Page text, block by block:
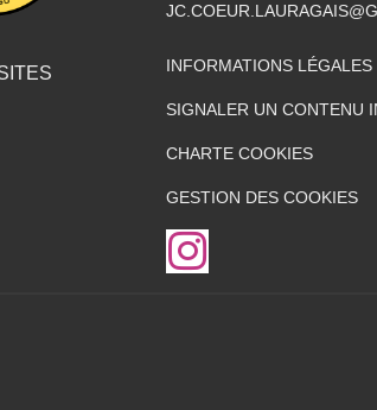
INFORMATIONS LÉGALES
SIGNALER UN CONTENU
CHARTE COOKIES
GESTION DES COOKIES